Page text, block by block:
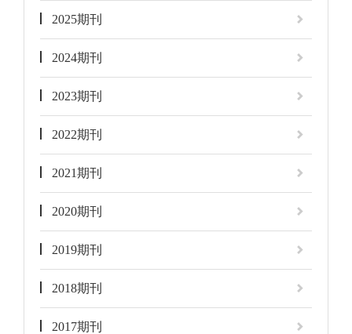
2025期刊
2024期刊
2023期刊
2022期刊
2021期刊
2020期刊
2019期刊
2018期刊
2017期刊